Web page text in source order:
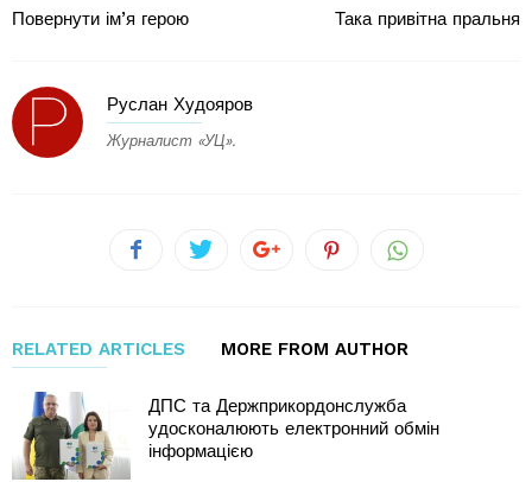
Повернути ім’я герою Така привітна пральня
Руслан Худояров
Журналист «УЦ».
RELATED ARTICLES MORE FROM AUTHOR
ДПС та Держприкордонслужба
удосконалюють електронний обмін
інформацією